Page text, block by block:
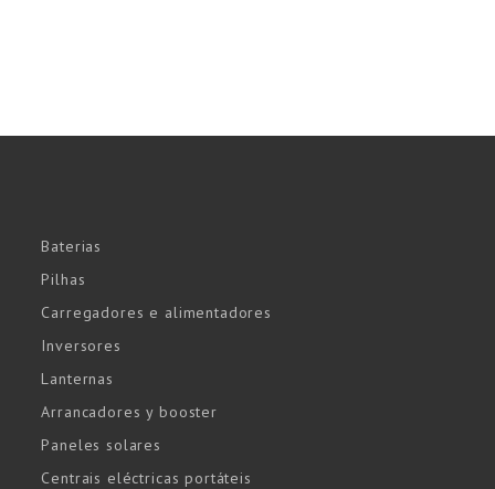
Baterias
Pilhas
Carregadores e alimentadores
Inversores
Lanternas
Arrancadores y booster
Paneles solares
Centrais eléctricas portáteis